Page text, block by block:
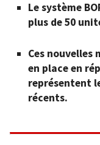
Le système
plus de 50
Ces nouvelles
en place en
représentent
récents.